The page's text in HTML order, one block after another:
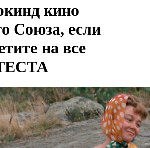
кино
Союза, если
на все